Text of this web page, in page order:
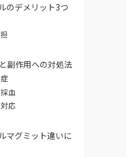
のデメリット3つ
副作用への対処法
血
応
マグミット違いに